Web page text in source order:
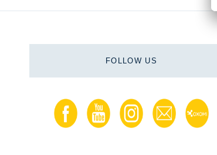
FOLLOW US